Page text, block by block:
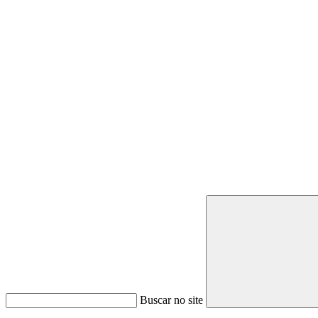
Buscar no site